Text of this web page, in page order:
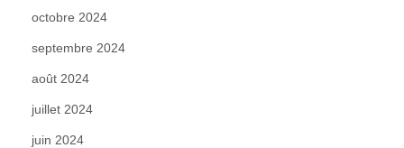
octobre 2024
septembre 2024
août 2024
juillet 2024
juin 2024